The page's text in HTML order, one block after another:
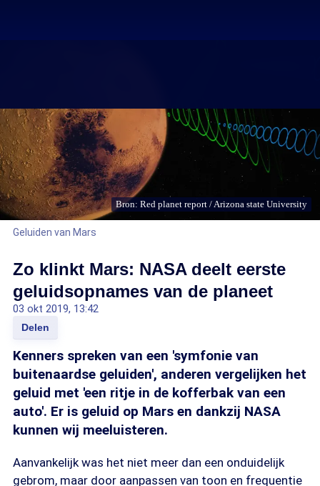
Bron: Red planet report / Arizona state University
Geluiden van Mars
Zo klinkt Mars: NASA deelt eerste
geluidsopnames van de planeet
03 okt 2019, 13:42
Delen
Kenners spreken van een 'symfonie van
buitenaardse geluiden', anderen vergelijken het
geluid met 'een ritje in de kofferbak van een
auto'. Er is geluid op Mars en dankzij NASA
kunnen wij meeluisteren.
Aanvankelijk was het niet meer dan een onduidelijk
gebrom, maar door aanpassen van toon en frequentie